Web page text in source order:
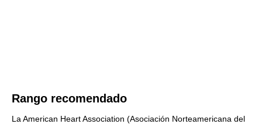
Rango recomendado
La American Heart Association (Asociación Norteamericana del